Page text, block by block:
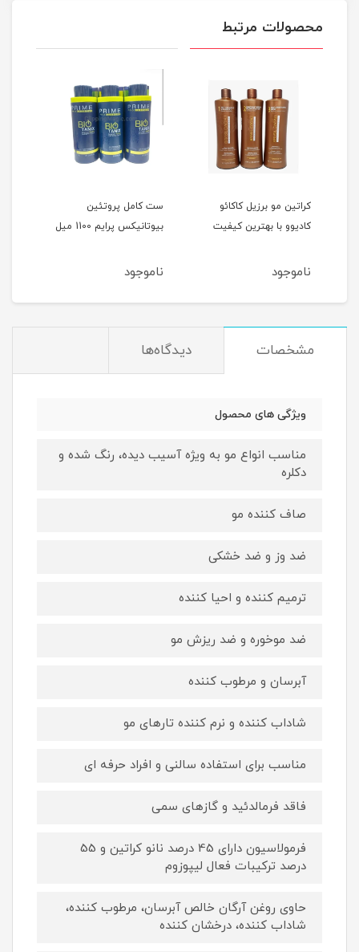
محصولات مرتبط
کراتین مو برزیل کاکائو
کادیوو با بهترین کیفیت
ناموجود
ست کامل پروتئین
بیوتانیکس پرایم 1100 میل
ناموجود
مشخصات دیدگاه‌ها
ویژگی های محصول
مناسب انواع مو به ویژه آسیب دیده، رنگ شده و
دکلره
صاف کننده مو
ضد وز و ضد خشکی
ترمیم کننده و احیا کننده
ضد موخوره و ضد ریزش مو
آبرسان و مرطوب کننده
شاداب کننده و نرم کننده تارهای مو
مناسب برای استفاده سالنی و افراد حرفه ای
فاقد فرمالدئید و گازهای سمی
فرمولاسیون دارای 45 درصد نانو کراتین و 55
درصد ترکیبات فعال لیپوزوم
حاوی روغن آرگان خالص آبرسان، مرطوب کننده،
شاداب کننده، درخشان کننده